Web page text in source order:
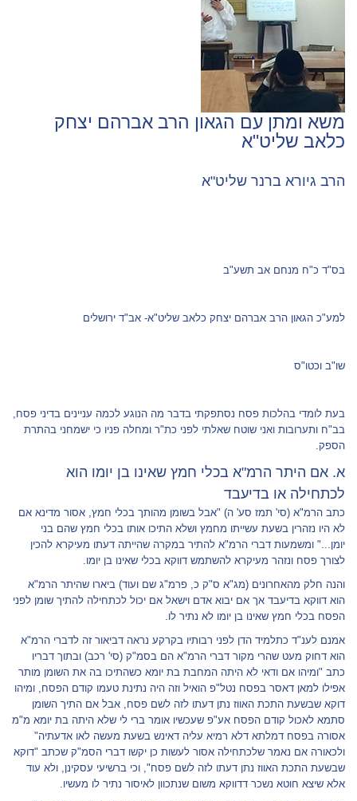
משא ומתן עם הגאון הרב אברהם יצחק
כלאב שליט"א
הרב גיורא ברנר שליט"א
בס"ד כ"ח מנחם אב תשע"ב
למע"כ הגאון הרב אברהם יצחק כלאב שליט"א- אב"ד ירושלים
שו"ב וכטו"ס
בעת לומדי בהלכות פסח נסתפקתי בדבר מה הנוגע לכמה עניינים בדיני פסח,
בב"ח ותערובות ואני שוטח שאלתי לפני כת"ר ומחלה פניו כי ישמחני בהתרת
הספק.
א. אם היתר הרמ"א בכלי חמץ שאינו בן יומו הוא
לכתחילה או בדיעבד
כתב הרמ"א (סי' תמז סע' ה) "אבל בשומן מהותך בכלי חמץ, אסור מדינא אם
לא היו נזהרין בשעת עשייתו מחמץ ושלא התיכו אותו בכלי חמץ שהם בני
יומן..." ומשמעות דברי הרמ"א להתיר במקרה שהייתה דעתו מעיקרא להכין
לצורך פסח ונזהר מעיקרא להשתמש דווקא בכלי שאינו בן יומו.
והנה חלק מהאחרונים (מג"א ס"ק כ, פרמ"ג שם ועוד) ביארו שהיתר הרמ"א
הוא דווקא בדיעבד אך אם יבוא אדם וישאל אם יכול לכתחילה להתיך שומן לפני
הפסח בכלי חמץ שאינו בן יומו לא נתיר לו.
אמנם לענ"ד כתלמיד הדן לפני רבותיו בקרקע נראה דביאור זה לדברי הרמ"א
הוא דחוק מעט שהרי מקור דברי הרמ"א הם בסמ"ק (סי' רכב) ובתוך דבריו
כתב "ומיהו אם ודאי לא היתה המחבת בת יומא כשהתיכו בה את השומן מותר
אפילו למאן דאסר בפסח נטל"פ הואיל וזה היה נתינת טעמו קודם הפסח, ומיהו
דוקא שבשעת התכת האווז נתן דעתו לזה לשם פסח, אבל אם התיך השומן
סתמא לאכול קודם הפסח אע"פ שעכשיו אומר ברי לי שלא היתה בת יומא מ"מ
אסורה בפסח דמלתא דלא רמיא עליה דאינש בשעת מעשה לאו אדעתיה"
ולכאורה אם נאמר שלכתחילה אסור לעשות כן יקשו דברי הסמ"ק שכתב "דוקא
שבשעת התכת האווז נתן דעתו לזה לשם פסח", וכי ברשיעי עסקינן, ולא עוד
אלא שיצא חוטא נשכר דדווקא משום שנתכוון לאיסור נתיר לו מעשיו.